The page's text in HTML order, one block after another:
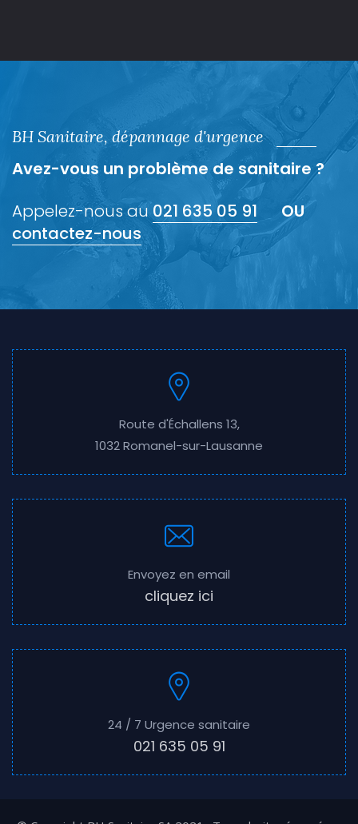
BH Sanitaire, dépannage d'urgence
Avez-vous un problème de sanitaire ?
Appelez-nous au021 635 05 91
OU
contactez-nous
Route d'Échallens 13,
1032 Romanel-sur-Lausanne
Envoyez en email
cliquez ici
24 / 7 Urgence sanitaire
021 635 05 91